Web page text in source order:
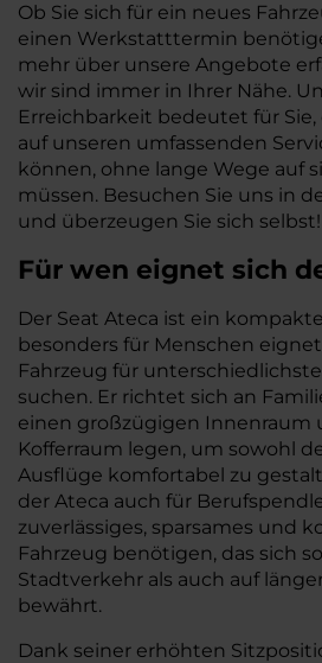
Ob Sie sich für ein neues
einen Werkstatttermin
mehr über unsere Angebote
wir sind immer in Ihrer Nähe.
Erreichbarkeit bedeutet für Sie,
auf unseren umfassenden
können, ohne lange Wege auf
müssen. Besuchen Sie uns in
und überzeugen Sie sich selbst!
Für wen eignet sich
Der Seat Ateca ist ein
besonders für Menschen
Fahrzeug für
suchen. Er richtet sich an
einen großzügigen Innenraum
Kofferraum legen, um sowohl
Ausflüge komfortabel zu
der Ateca auch für
zuverlässiges, sparsames und
Fahrzeug benötigen, das sich
Stadtverkehr als auch auf
bewährt.
Dank seiner erhöhten